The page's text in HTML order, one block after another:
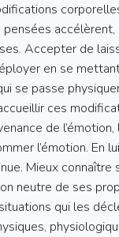
accélèrent,
Accepter de
en se
se passe
ces
de
l’émotion. En
Mieux connaître
neutre de ses
qui les